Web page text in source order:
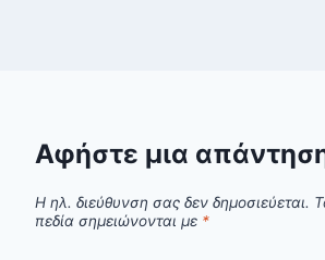
Αφήστε μια
Η ηλ. διεύθυνση σας δεν δημοσιεύεται.
πεδία σημειώνονται με *